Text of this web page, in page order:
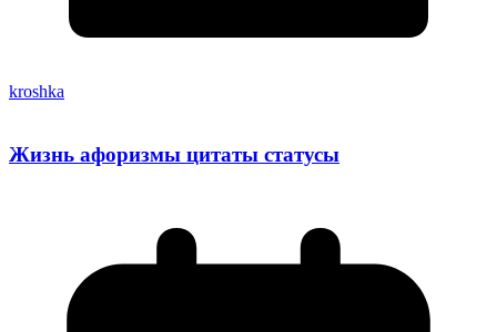
kroshka
Жизнь афоризмы цитаты статусы